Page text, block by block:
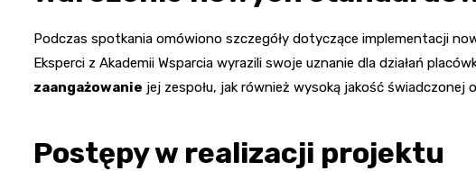
Podczas spotkania omówiono szczegóły dotyczące implementacji
Eksperci z Akademii Wsparcia wyrazili swoje uznanie dla działań
zaangażowanie jej zespołu, jak również wysoką jakość świadczonej
Postępy w realizacji projektu